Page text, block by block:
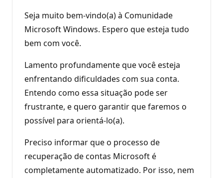
e
e
p
u
ç
o
Seja muito bem-vindo(a) à Comunidade
Microsoft Windows. Espero que esteja tudo
bem com você.
Lamento profundamente que você esteja
enfrentando dificuldades com sua conta.
Entendo como essa situação pode ser
frustrante, e quero garantir que faremos o
possível para orientá-lo(a).
Preciso informar que o processo de
recuperação de contas Microsoft é
completamente automatizado. Por isso, nem